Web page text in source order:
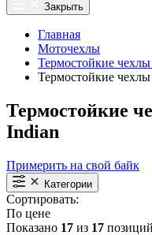
Закрыть
Главная
Моточехлы
Термостойкие
Термостойкие
Термостойкие
Indian
Примерить на свой байк
Категории
Сортировать:
По цене
Показано 17 из 17 позиций